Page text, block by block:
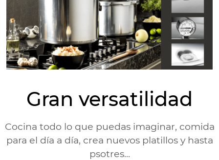
Gran versatilidad
Cocina todo lo que puedas imaginar, comida
para el día a día, crea nuevos platillos y hasta
psotres...